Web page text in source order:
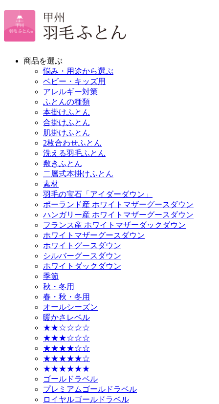
商品を選ぶ
悩み・用途から選ぶ
ベビー・キッズ用
アレルギー対策
ふとんの種類
本掛けふとん
合掛けふとん
肌掛けふとん
2枚合わせふとん
洗える羽毛ふとん
敷きふとん
二層式本掛けふとん
素材
羽毛の宝石「アイダーダウン」
ポーランド産 ホワイトマザーグースダウン
ハンガリー産 ホワイトマザーグースダウン
フランス産 ホワイトマザーダックダウン
ホワイトマザーグースダウン
ホワイトグースダウン
シルバーグースダウン
ホワイトダックダウン
季節
秋・冬用
春・秋・冬用
オールシーズン
暖かさレベル
★★☆☆☆☆
★★★☆☆☆
★★★★☆☆
★★★★★☆
★★★★★★
ゴールドラベル
プレミアムゴールドラベル
ロイヤルゴールドラベル